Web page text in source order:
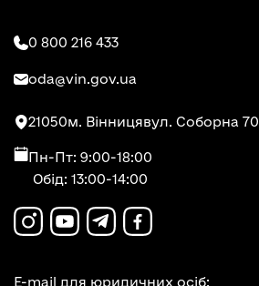
0 800 216 433
oda@vin.gov.ua
21050м. Вінницявул. Соборна 70
Пн-Пт: 9:00-18:00
Обід: 13:00-14:00
E-mail для юридичних осіб: